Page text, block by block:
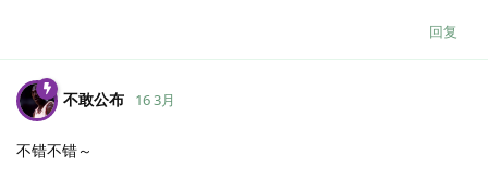
回复
不敢公布 16 3月
不错不错～